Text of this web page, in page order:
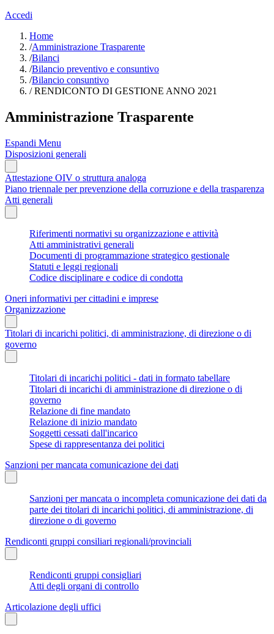
Accedi
Home
/Amministrazione Trasparente
/Bilanci
/Bilancio preventivo e consuntivo
/Bilancio consuntivo
/RENDICONTO DI GESTIONE ANNO 2021
Amministrazione Trasparente
Espandi Menu
Disposizioni generali
Attestazione OIV o struttura analoga
Piano triennale per prevenzione della corruzione e della trasparenza
Atti generali
Riferimenti normativi su organizzazione e attività
Atti amministrativi generali
Documenti di programmazione strategico gestionale
Statuti e leggi regionali
Codice disciplinare e codice di condotta
Oneri informativi per cittadini e imprese
Organizzazione
Titolari di incarichi politici, di amministrazione, di direzione o di
governo
Titolari di incarichi politici - dati in formato tabellare
Titolari di incarichi di amministrazione di direzione o di
governo
Relazione di fine mandato
Relazione di inizio mandato
Soggetti cessati dall'incarico
Spese di rappresentanza dei politici
Sanzioni per mancata comunicazione dei dati
Sanzioni per mancata o incompleta comunicazione dei dati da
parte dei titolari di incarichi politici, di amministrazione, di
direzione o di governo
Rendiconti gruppi consiliari regionali/provinciali
Rendiconti gruppi consigliari
Atti degli organi di controllo
Articolazione degli uffici